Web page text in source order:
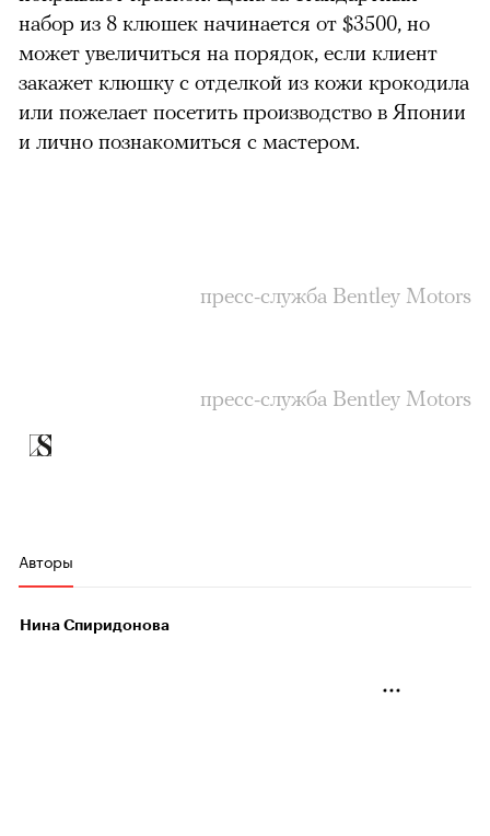
набор из 8 клюшек начинается от $3500, но
может увеличиться на порядок, если клиент
закажет клюшку с отделкой из кожи крокодила
или пожелает посетить производство в Японии
и лично познакомиться с мастером.
пресс-служба Bentley Motors
пресс-служба Bentley Motors
Авторы
Нина Спиридонова